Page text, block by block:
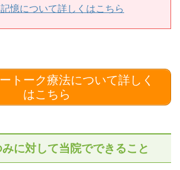
憶について詳しくはこちら
ーク療法について詳しく
はこちら
に対して当院でできること